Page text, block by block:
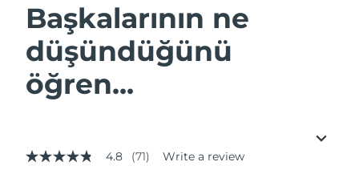
Başkalarının ne
düşündüğünü
öğren...
4.8
4.8 (71) Write a review